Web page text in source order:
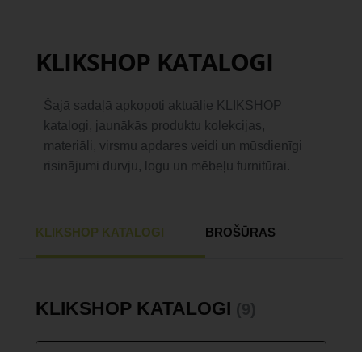
KLIKSHOP KATALOGI
Šajā sadaļā apkopoti aktuālie KLIKSHOP
katalogi, jaunākās produktu kolekcijas,
materiāli, virsmu apdares veidi un mūsdienīgi
risinājumi durvju, logu un mēbeļu furnitūrai.
KLIKSHOP KATALOGI BROŠŪRAS
KLIKSHOP KATALOGI